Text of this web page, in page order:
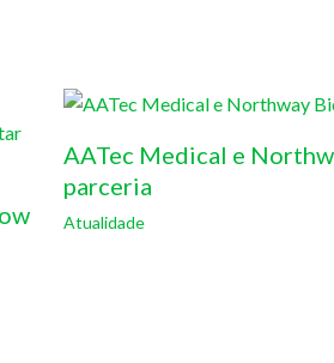
AATec Medical e
parceria
Atualidade